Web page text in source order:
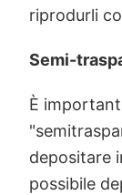
riprodurli
Semi-
È
depositare
possibile